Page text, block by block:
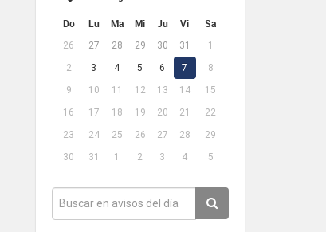
Do Lu Ma Mi Ju Vi Sa
26 27 28 29 30 31
1
2
3 4 5 6 7
8
9
10 11 12 13 14
15
16
17 18 19 20 21
22
23
24 25 26 27 28
29
30
31 1 2 3 4 5